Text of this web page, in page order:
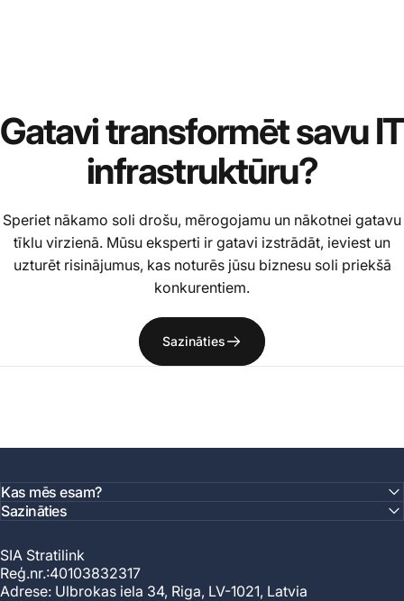
GatavitransformētsavuIT
infrastruktūru?
Speriet nākamo soli drošu, mērogojamu un nākotnei gatavu
tīklu virzienā. Mūsu eksperti ir gatavi izstrādāt, ieviest un
uzturēt risinājumus, kas noturēs jūsu biznesu soli priekšā
konkurentiem.
Sazināties
Kas mēs esam?
Sazināties
SIA Stratilink
Reģ.nr.:40103832317
Adrese: Ulbrokas iela 34, Riga, LV-1021, Latvia